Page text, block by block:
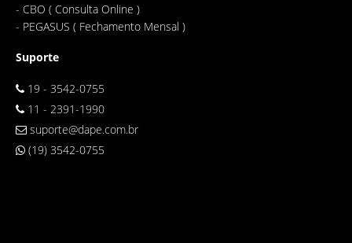
- CBO ( Consulta Online )
- PEGASUS ( Fechamento Mensal )
Suporte
19 - 3542-0755
11 - 2391-1990
suporte@dape.com.br
(19) 3542-0755